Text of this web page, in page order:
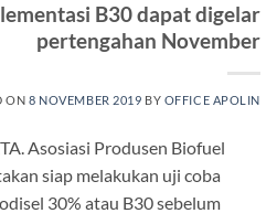
B30 dapat digelar
pertengahan November
ON8 NOVEMBER 2019 BY OFFICE APOLIN
Asosiasi Produsen Biofuel
siap melakukan uji coba
30% atau B30 sebelum